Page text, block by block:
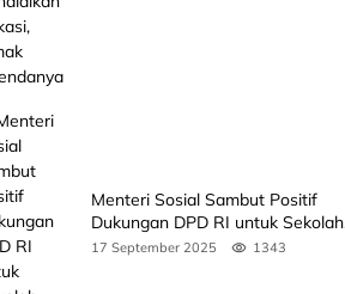
Menteri Sosial Sambut Positif
Dukungan DPD RI untuk Sekolah
Rakyat
17 September 2025 1343